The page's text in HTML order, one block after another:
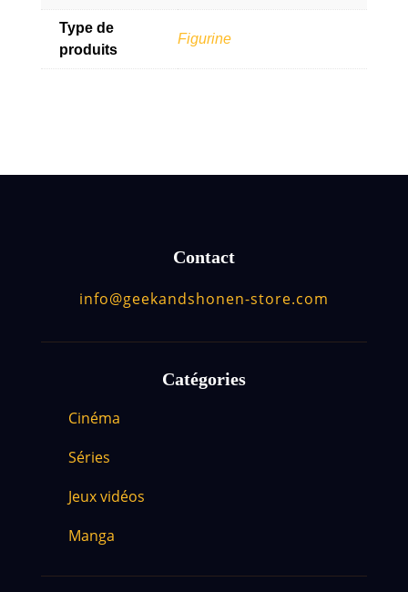
Type de
produits
Figurine
Contact
info@geekandshonen-store.com
Catégories
Cinéma
Séries
Jeux vidéos
Manga